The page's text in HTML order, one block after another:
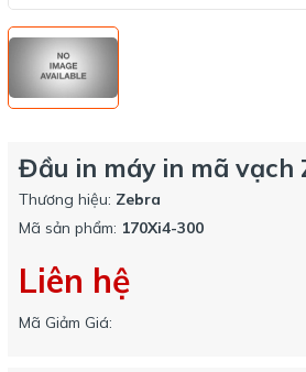
Đầu in máy in mã vạch
Thương hiệu: Zebra
Mã sản phẩm: 170Xi4-300
Liên hệ
Mã Giảm Giá: